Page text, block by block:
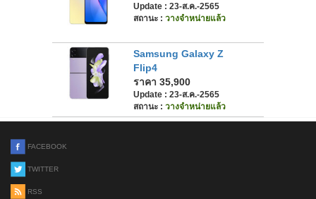
Update : 23-ส.ค.-2565
สถานะ : วางจำหน่ายแล้ว
Samsung Galaxy Z
Flip4
ราคา 35,900
Update : 23-ส.ค.-2565
สถานะ : วางจำหน่ายแล้ว
FACEBOOK
TWITTER
RSS